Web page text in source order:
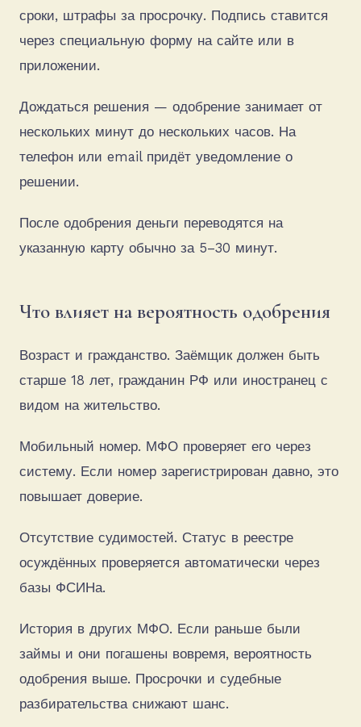
сроки, штрафы за просрочку. Подпись ставится
через специальную форму на сайте или в
приложении.
Дождаться решения — одобрение занимает от
нескольких минут до нескольких часов. На
телефон или email придёт уведомление о
решении.
После одобрения деньги переводятся на
указанную карту обычно за 5–30 минут.
Что влияет на вероятность одобрения
Возраст и гражданство. Заёмщик должен быть
старше 18 лет, гражданин РФ или иностранец с
видом на жительство.
Мобильный номер. МФО проверяет его через
систему. Если номер зарегистрирован давно, это
повышает доверие.
Отсутствие судимостей. Статус в реестре
осуждённых проверяется автоматически через
базы ФСИНа.
История в других МФО. Если раньше были
займы и они погашены вовремя, вероятность
одобрения выше. Просрочки и судебные
разбирательства снижают шанс.